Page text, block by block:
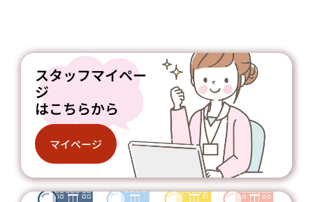
スタッフマイペー
ジ
はこちらから
マイページ